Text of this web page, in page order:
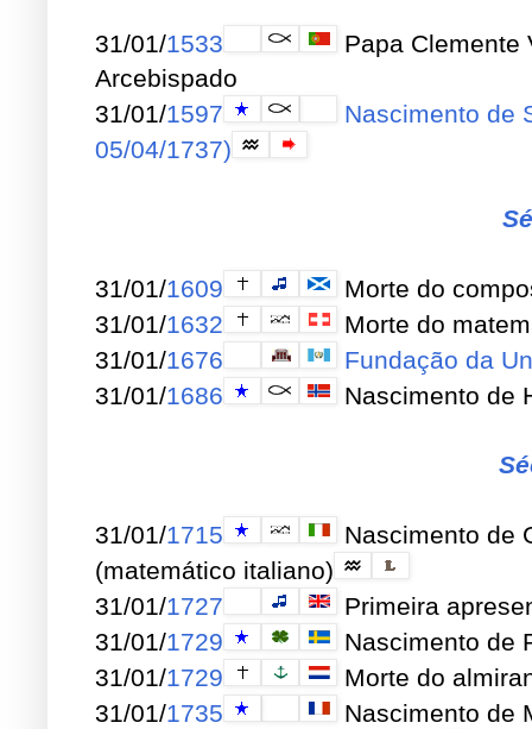
31/01/1533
Papa Clemente
Arcebispado
31/01/1597
Nascimento de
05/04/1737)
31/01/1609
Morte do
31/01/1632
Morte do
31/01/1676
Fundação da
31/01/1686 Nascimento de
31/01/1715
Nascimento de
(matemático italiano)
31/01/1727
Primeira
31/01/1729
Nascimento de
31/01/1729
Morte do
31/01/1735
Nascimento de